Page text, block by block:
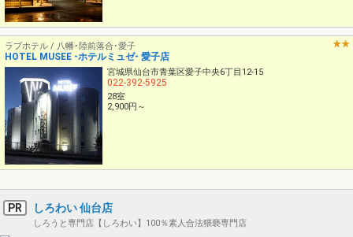
ラブホテル / 八幡･陸前落合･愛子
HOTEL MUSEE -ホテルミュゼ- 愛子店
宮城県仙台市青葉区愛子中央6丁目12-15
022-392-5925
28室
2,900円～
PR しろわい 仙台店
しろうと専門店【しろわい】100％素人合法猥褻専門店